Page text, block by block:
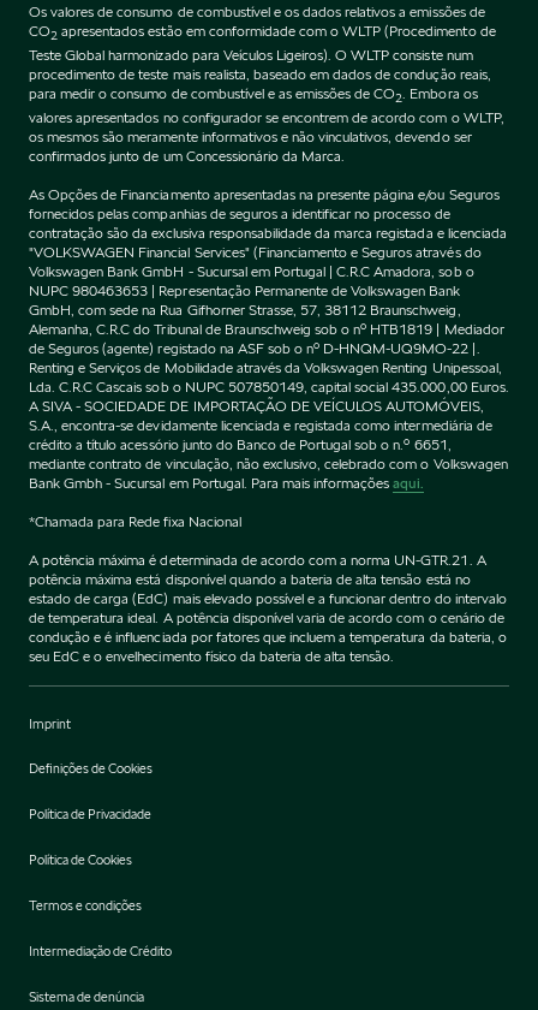
Os valores de consumo de combustível e os dados relativos a emissões de
CO2 apresentados estão em conformidade com o WLTP (Procedimento de
Teste Global harmonizado para Veículos Ligeiros). O WLTP consiste num
procedimento de teste mais realista, baseado em dados de condução reais,
para medir o consumo de combustível e as emissões de CO2 . Embora os
valores apresentados no configurador se encontrem de acordo com o WLTP,
os mesmos são meramente informativos e não vinculativos, devendo ser
confirmados junto de um Concessionário da Marca.
As Opções de Financiamento apresentadas na presente página e/ou Seguros
fornecidos pelas companhias de seguros a identificar no processo de
contratação são da exclusiva responsabilidade da marca registada e licenciada
"VOLKSWAGEN Financial Services" (Financiamento e Seguros através do
Volkswagen Bank GmbH - Sucursal em Portugal | C.R.C Amadora, sob o
NUPC 980463653 | Representação Permanente de Volkswagen Bank
GmbH, com sede na Rua Gifhorner Strasse, 57, 38112 Braunschweig,
Alemanha, C.R.C do Tribunal de Braunschweig sob o nº HTB1819 | Mediador
de Seguros (agente) registado na ASF sob o nº D-HNQM-UQ9MO-22 |.
Renting e Serviços de Mobilidade através da Volkswagen Renting Unipessoal,
Lda. C.R.C Cascais sob o NUPC 507850149, capital social 435.000,00 Euros.
A SIVA - SOCIEDADE DE IMPORTAÇÃO DE VEÍCULOS AUTOMÓVEIS,
S.A., encontra-se devidamente licenciada e registada como intermediária de
crédito a título acessório junto do Banco de Portugal sob o n.º 6651,
mediante contrato de vinculação, não exclusivo, celebrado com o Volkswagen
Bank Gmbh - Sucursal em Portugal. Para mais informaçõesaqui.
*Chamada para Rede fixa Nacional
A potência máxima é determinada de acordo com a norma UN-GTR.21. A
potência máxima está disponível quando a bateria de alta tensão está no
estado de carga (EdC) mais elevado possível e a funcionar dentro do intervalo
de temperatura ideal. A potência disponível varia de acordo com o cenário de
condução e é influenciada por fatores que incluem a temperatura da bateria, o
seu EdC e o envelhecimento físico da bateria de alta tensão.
Imprint
Definições de Cookies
Política de Privacidade
Política de Cookies
Termos e condições
Intermediação de Crédito
Sistema de denúncia